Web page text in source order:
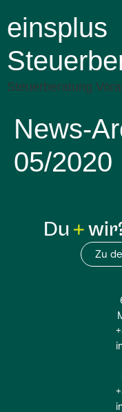
einsplus
Steuerberatung
News-
05/2020
Du
Zu